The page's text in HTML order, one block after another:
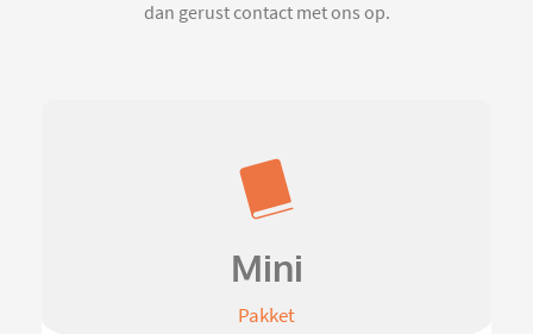
dan gerust contact met ons op.
Mini
Pakket